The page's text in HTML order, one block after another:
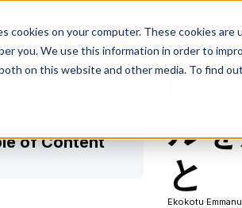
cookies on your computer. These cookies
you. We use this information in order to
on this website and other media. To find
of Content
ル
と
Ekokotu